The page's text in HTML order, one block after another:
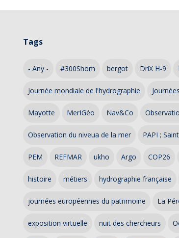
Tags
- Any - #300Shom bergot DriX H-9
Journée mondiale de l'hydrographie
Mayotte MerIGéo Nav&Co
Observation du niveua de la mer PAPI ;
PEM REFMAR ukho Argo COP26
histoire métiers hydrographie française
journées européennes du patrimoine La
exposition virtuelle nuit des chercheurs